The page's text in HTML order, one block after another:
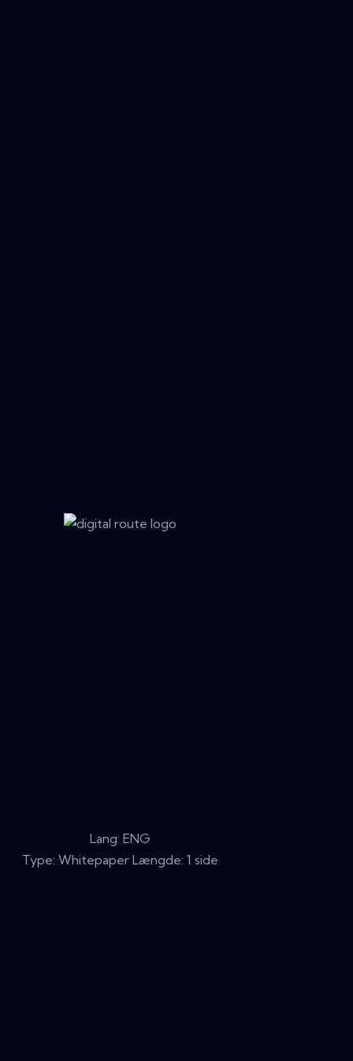
Lang: ENG
Type: Whitepaper Længde: 1 side